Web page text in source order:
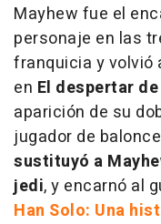
Mayhew fue el
personaje en las
franquicia y volvió
en El despertar
aparición de su
jugador de
sustituyó a
jedi, y encarnó al
Han Solo: Una